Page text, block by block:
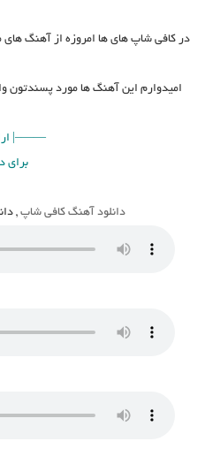
در کافی شاپ های ها امروزه از آهنگ های
امیدوارم این آهنگ ها مورد پسندتون
——–|
برای
دانلود آهنگ کافی شاپ ,